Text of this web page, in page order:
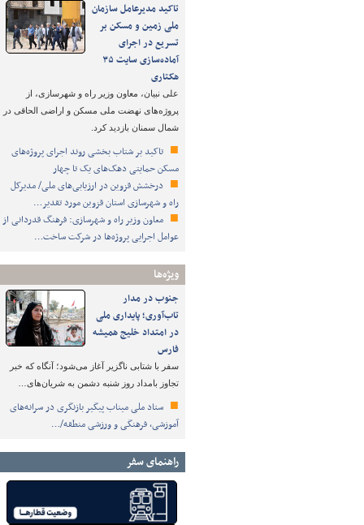
تاکید مدیرعامل سازمان
ملی زمین و مسکن بر
تسریع در اجرای
آماده‌سازی سایت ۳۵
هکتاری
علی نبیان، معاون وزیر راه و شهرسازی، از
پروژه‌های نهضت ملی مسکن و اراضی الحاقی در
شمال سمنان بازدید کرد.
تاکید بر شتاب ‌بخشی روند اجرای پروژه‌های
مسکن حمایتی دهک‌های یک تا چهار
درخشش قزوین در ارزیابی‌های ملی/ مدیرکل
راه و شهرسازی استان قزوین مورد تقدیر…
معاون وزیر راه و شهرسازی: فرهنگ قدردانی از
عوامل اجرایی پروژه‌ها در شرکت ساخت…
ویژه‌ها
جنوب در مدار
تاب‌آوری؛ پایداری ملی
در امتداد خلیج همیشه
فارس
سفر با شتابی ناگزیر آغاز می‌شود؛ آنگاه که خبر
تجاوز بامداد روز شنبه دشمن به شریان‌های…
ستاد ملی میناب پیگیر بازنگری در سرانه‌های
آموزشی، فرهنگی و ورزشی منطقه/…
راهنمای سفر